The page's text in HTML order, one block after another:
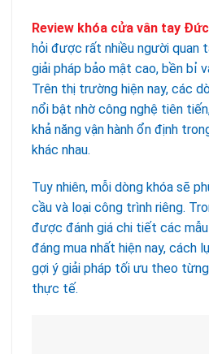
Review khóa cửa vân tay
hỏi được rất nhiều người quan
giải pháp bảo mật cao, bền bỉ
Trên thị trường hiện nay, các
nổi bật nhờ công nghệ tiên
khả năng vận hành ổn định
khác nhau.
Tuy nhiên, mỗi dòng khóa sẽ
cầu và loại công trình riêng.
được đánh giá chi tiết các
đáng mua nhất hiện nay, cách
gợi ý giải pháp tối ưu theo
thực tế.